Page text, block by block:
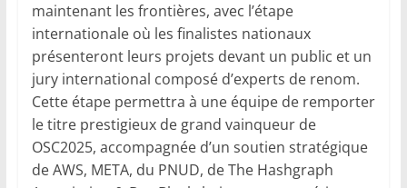
maintenant les frontières, avec l’étape
internationale où les finalistes nationaux
présenteront leurs projets devant un public et un
jury international composé d’experts de renom.
Cette étape permettra à une équipe de remporter
le titre prestigieux de grand vainqueur de
OSC2025, accompagnée d’un soutien stratégique
de AWS, META, du PNUD, de The Hashgraph